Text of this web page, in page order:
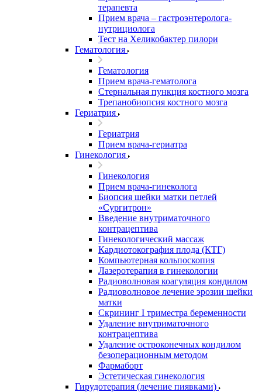
терапевта
Прием врача – гастроэнтеролога-
нутрициолога
Тест на Хеликобактер пилори
Гематология
Гематология
Прием врача-гематолога
Стернальная пункция костного мозга
Трепанобиопсия костного мозга
Гериатрия
Гериатрия
Прием врача-гериатра
Гинекология
Гинекология
Прием врача-гинеколога
Биопсия шейки матки петлей
«Сургитрон»
Введение внутриматочного
контрацептива
Гинекологический массаж
Кардиотокография плода (КТГ)
Компьютерная кольпоскопия
Лазеротерапия в гинекологии
Радиоволновая коагуляция кондилом
Радиоволновое лечение эрозии шейки
матки
Скрининг I триместра беременности
Удаление внутриматочного
контрацептива
Удаление остроконечных кондилом
безоперационным методом
Фармаборт
Эстетическая гинекология
Гирудотерапия (лечение пиявками)